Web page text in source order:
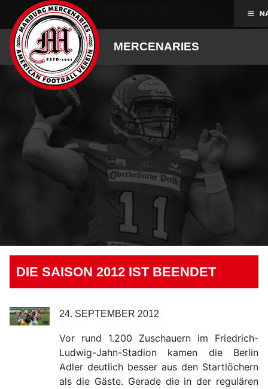
content
MERCENARIES
DIE SAISON 2012 IST BEENDET
24. SEPTEMBER 2012
Vor rund 1.200 Zuschauern im Friedrich-
Ludwig-Jahn-Stadion kamen die Berlin
Adler deutlich besser aus den Startlöchern
als die Gäste. Gerade die in der regulären